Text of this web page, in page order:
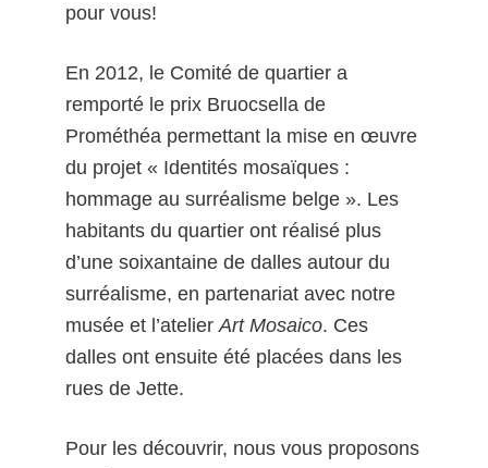
pour vous!
En 2012, le Comité de quartier a
remporté le prix Bruocsella de
Prométhéa permettant la mise en œuvre
du projet « Identités mosaïques :
hommage au surréalisme belge ». Les
habitants du quartier ont réalisé plus
d’une soixantaine de dalles autour du
surréalisme, en partenariat avec notre
musée et l’atelierArt Mosaico. Ces
dalles ont ensuite été placées dans les
rues de Jette.
Pour les découvrir, nous vous proposons